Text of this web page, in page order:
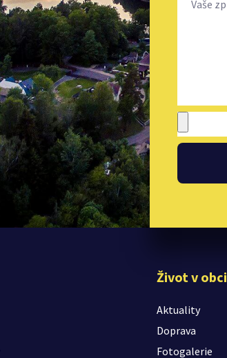
Život v obci
Aktuality
Doprava
Fotogalerie